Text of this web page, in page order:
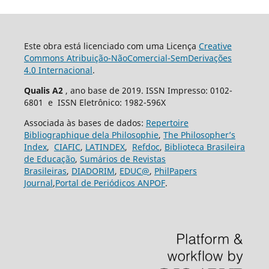
Este obra está licenciado com uma Licença Creative
Commons Atribuição-NãoComercial-SemDerivações
4.0 Internacional.
Qualis A2 , ano base de 2019. ISSN Impresso: 0102-
6801 e ISSN Eletrônico: 1982-596X
Associada às bases de dados: Repertoire
Bibliographique dela Philosophie, The Philosopher’s
Index, CIAFIC, LATINDEX, Refdoc, Biblioteca Brasileira
de Educação, Sumários de Revistas
Brasileiras, DIADORIM, EDUC@, PhilPapers
Journal,Portal de Periódicos ANPOF.